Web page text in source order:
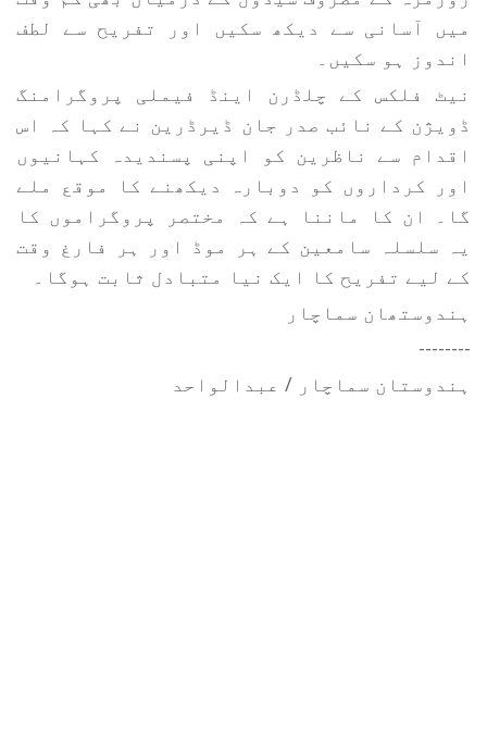
میں آسانی سے دیکھ سکیں اور تفریح سے لطف
اندوز ہو سکیں۔
نیٹ فلکس کے چلڈرن اینڈ فیملی پروگرامنگ
ڈویژن کے نائب صدر جان ڈیرڈرین نے کہا کہ اس
اقدام سے ناظرین کو اپنی پسندیدہ کہانیوں
اور کرداروں کو دوبارہ دیکھنے کا موقع ملے
گا۔ ان کا ماننا ہے کہ مختصر پروگراموں کا
یہ سلسلہ سامعین کے ہر موڈ اور ہر فارغ وقت
کے لیے تفریح کا ایک نیا متبادل ثابت ہوگا۔
ہندوستھان سماچار
--------
ہندوستان سماچار / عبدالواحد